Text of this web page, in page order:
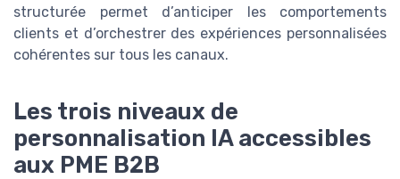
structurée permet d’anticiper les comportements
clients et d’orchestrer des expériences personnalisées
cohérentes sur tous les canaux.
Les trois niveaux de
personnalisation IA accessibles
aux PME B2B